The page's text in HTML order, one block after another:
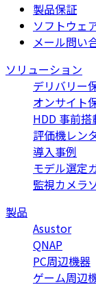
製品保証
ソフトウェ
メール問い
ソリューション
デリバリー
オンサイト
HDD 事前搭
評価機レン
導入事例
モデル選定
監視カメラ
製品
Asustor
QNAP
PC周辺機器
ゲーム周辺